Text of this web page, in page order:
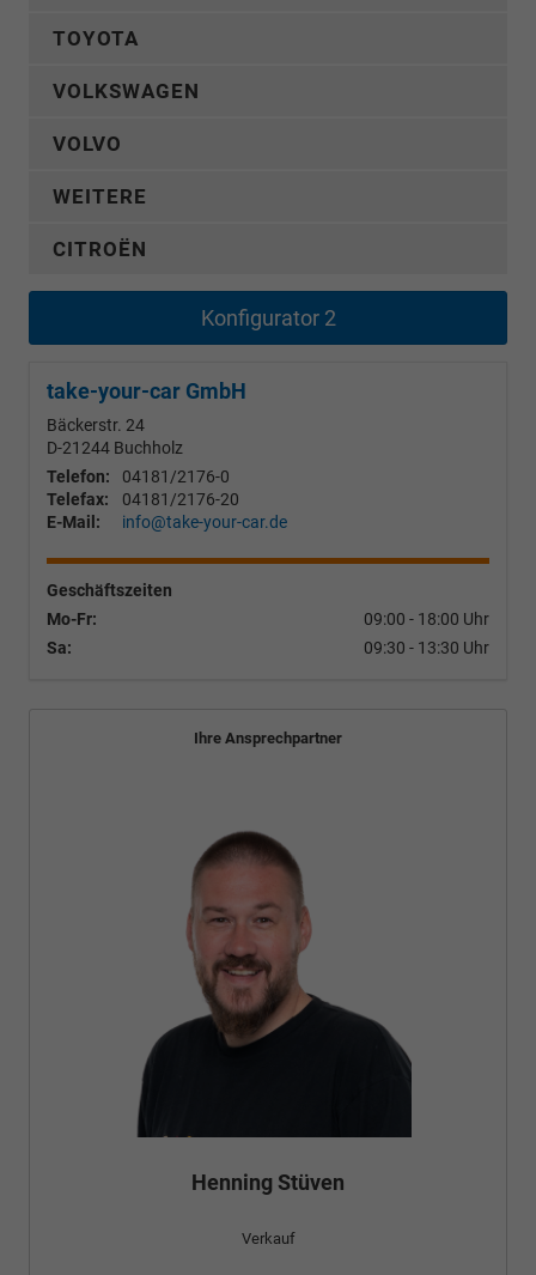
TOYOTA
VOLKSWAGEN
VOLVO
WEITERE
CITROËN
Konfigurator 2
take-your-car GmbH
Bäckerstr. 24
D-21244 Buchholz
Telefon:
04181/2176-0
Telefax:
04181/2176-20
E-Mail:
info@take-your-car.de
Geschäftszeiten
Mo-Fr:
09:00 - 18:00 Uhr
Sa:
09:30 - 13:30 Uhr
Ihre Ansprechpartner
Henning Stüven
Verkauf